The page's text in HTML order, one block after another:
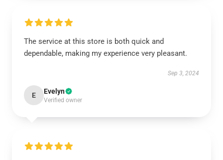
The service at this store is both quick and
dependable, making my experience very pleasant.
Sep 3, 2024
E Evelyn
Verified owner